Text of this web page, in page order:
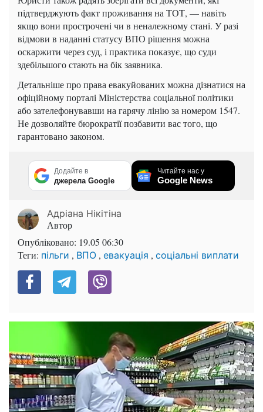
підтверджують факт проживання на ТОТ, — навіть
якщо вони прострочені чи в неналежному стані. У разі
відмови в наданні статусу ВПО рішення можна
оскаржити через суд, і практика показує, що суди
здебільшого стають на бік заявника.
Детальніше про права евакуйованих можна дізнатися на
офіційному порталі Міністерства соціальної політики
або зателефонувавши на гарячу лінію за номером 1547.
Не дозволяйте бюрократії позбавити вас того, що
гарантовано законом.
Додайте в
джерела Google
Читайте нас у
Google News
Адріана Нікітіна
Автор
Опубліковано: 19.05 06:30
Теги: пільги , ВПО , евакуація , соціальні виплати